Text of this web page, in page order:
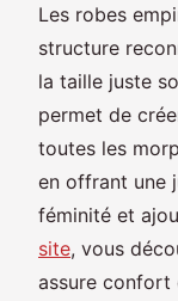
Les robes
structure
la taille juste
permet de
toutes les
en offrant une
féminité et
site, vous
assure confort